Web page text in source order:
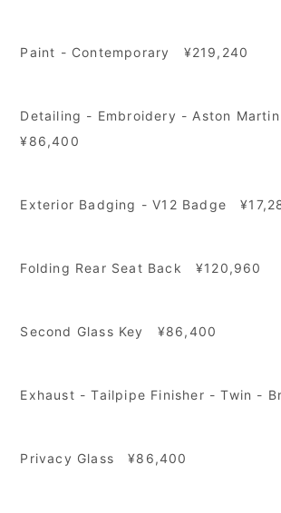
Paint - Contemporary ¥219,240
Detailing - Embroidery - Aston
¥86,400
Exterior Badging - V12 Badge
Folding Rear Seat Back ¥120,960
Second Glass Key ¥86,400
Exhaust - Tailpipe Finisher - Twin -
Privacy Glass ¥86,400